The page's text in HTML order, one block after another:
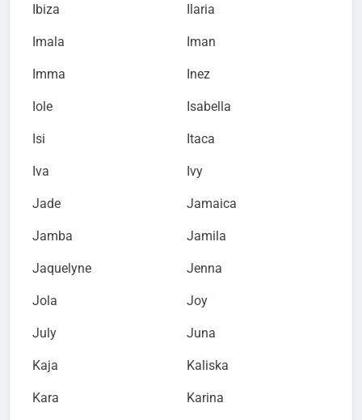
Ibiza Ilaria
Imala Iman
Imma Inez
Iole Isabella
Isi Itaca
Iva Ivy
Jade Jamaica
Jamba Jamila
Jaquelyne Jenna
Jola Joy
July Juna
Kaja Kaliska
Kara Karina